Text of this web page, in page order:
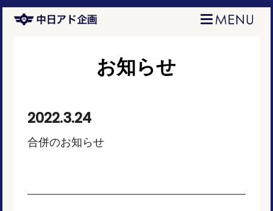
お知らせ
2022.3.24
合併のお知らせ